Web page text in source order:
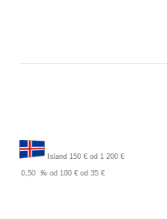
Island 150 € od 1 200 €
0,50 ‰ od 100 € od 35 €